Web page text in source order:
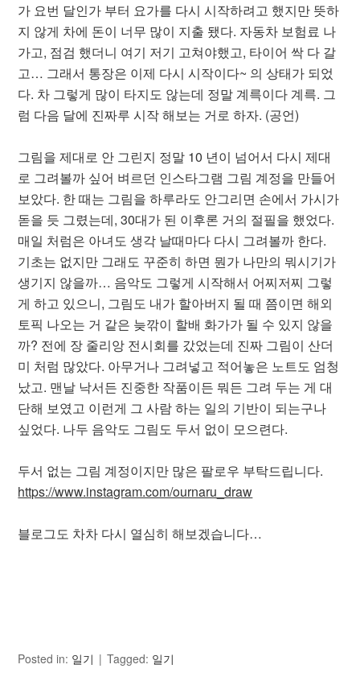
가 요번 달인가 부터 요가를 다시 시작하려고 했지만 뜻하
지 않게 차에 돈이 너무 많이 지출 됐다. 자동차 보험료 나
가고, 점검 했더니 여기 저기 고쳐야했고, 타이어 싹 다 갈
고… 그래서 통장은 이제 다시 시작이다~ 의 상태가 되었
다. 차 그렇게 많이 타지도 않는데 정말 계륵이다 계륵. 그
럼 다음 달에 진짜루 시작 해보는 거로 하자. (공언)
그림을 제대로 안 그린지 정말 10 년이 넘어서 다시 제대
로 그려볼까 싶어 벼르던 인스타그램 그림 계정을 만들어
보았다. 한 때는 그림을 하루라도 안그리면 손에서 가시가
돋을 듯 그렸는데, 30대가 된 이후론 거의 절필을 했었다.
매일 처럼은 아녀도 생각 날때마다 다시 그려볼까 한다.
기초는 없지만 그래도 꾸준히 하면 뭔가 나만의 뭐시기가
생기지 않을까… 음악도 그렇게 시작해서 어찌저찌 그렇
게 하고 있으니, 그림도 내가 할아버지 될 때 쯤이면 해외
토픽 나오는 거 같은 늦깎이 할배 화가가 될 수 있지 않을
까? 전에 장 줄리앙 전시회를 갔었는데 진짜 그림이 산더
미 처럼 많았다. 아무거나 그려넣고 적어놓은 노트도 엄청
났고. 맨날 낙서든 진중한 작품이든 뭐든 그려 두는 게 대
단해 보였고 이런게 그 사람 하는 일의 기반이 되는구나
싶었다. 나두 음악도 그림도 두서 없이 모으련다.
두서 없는 그림 계정이지만 많은 팔로우 부탁드립니다.
https://www.instagram.com/ournaru_draw
블로그도 차차 다시 열심히 해보겠습니다…
Posted in: 일기 Tagged: 일기